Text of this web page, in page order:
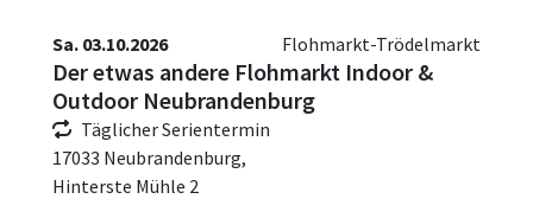
Sa. 03.10.2026 Flohmarkt-Trödelmarkt
Der etwas andere Flohmarkt Indoor &
Outdoor Neubrandenburg
Täglicher Serientermin
17033 Neubrandenburg,
Hinterste Mühle 2